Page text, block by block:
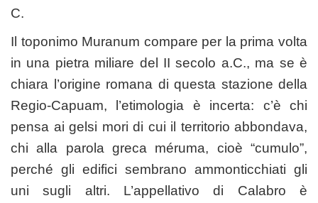
C.
Il toponimo Muranum compare per la prima volta
in una pietra miliare del II secolo a.C., ma se è
chiara l’origine romana di questa stazione della
Regio-Capuam, l’etimologia è incerta: c’è chi
pensa ai gelsi mori di cui il territorio abbondava,
chi alla parola greca méruma, cioè “cumulo”,
perché gli edifici sembrano ammonticchiati gli
uni sugli altri. L’appellativo di Calabro è